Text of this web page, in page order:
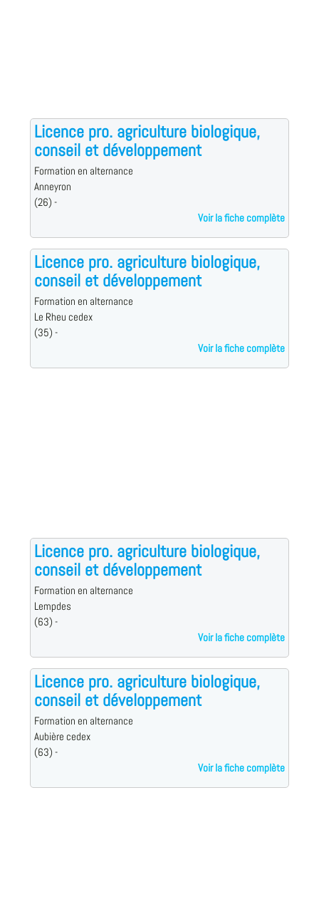
Licence pro. agriculture biologique,
conseil et développement
Formation en alternance
Anneyron
(26) -
Voir la fiche complète
Licence pro. agriculture biologique,
conseil et développement
Formation en alternance
Le Rheu cedex
(35) -
Voir la fiche complète
Licence pro. agriculture biologique,
conseil et développement
Formation en alternance
Lempdes
(63) -
Voir la fiche complète
Licence pro. agriculture biologique,
conseil et développement
Formation en alternance
Aubière cedex
(63) -
Voir la fiche complète